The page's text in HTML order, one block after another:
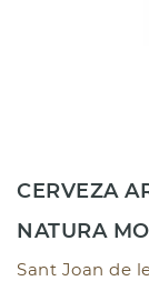
CERVEZA
NATURA
Sant Joan de